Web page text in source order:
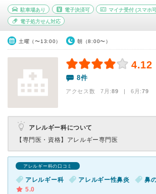
駐車場あり 電子決済可 マイナ受付 (スマホ
電子処方せん対応
土曜（〜13:00） 朝（8:00〜）
4.12
8件
アクセス数 7月:89 | 6月:79
アレルギー科について
【専門医・資格】 アレルギー専門医
アレルギー科の口コミ
アレルギー科 アレルギー性鼻炎
鼻
5.0